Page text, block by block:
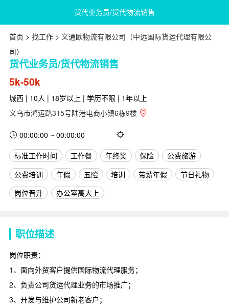
货代业务员/货代物流销售
首页 > 找工作> 义通欧物流有限公司（中远国际货运代理有限公
司）
货代业务员/货代物流销售
5k-50k
城西 | 10人 | 18岁以上 | 学历不限 | 1年以上
义乌市鸿运路315号陆港电商小镇6栋9楼
00:00:00 ~ 00:00:00
标准工作时间 工作餐 年终奖 保险
公费旅游
公费培训
年假 五险 培训 带薪年假
节日礼物
岗位晋升
办公室高大上
职位描述
岗位职责：
1、面向外贸客户提供国际物流代理服务；
2、负责公司货运代理业务的市场推广；
3、开发与维护公司新老客户；